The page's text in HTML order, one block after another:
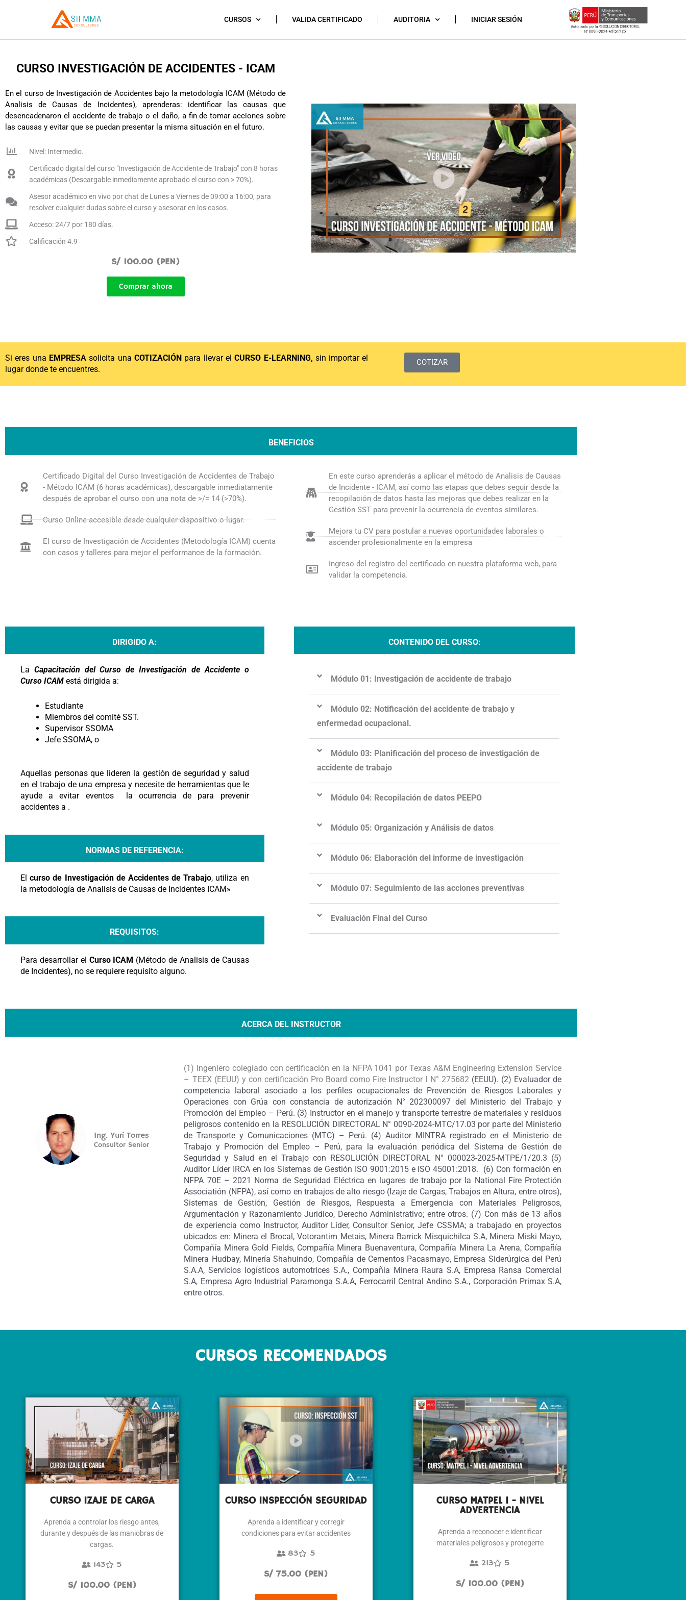
CURSOS VALIDA CERTIFICADO AUDITORIA INICIAR SESIÓN
CURSO INVESTIGACIÓN DE ACCIDENTES - ICAM
En el curso de Investigación de Accidentes bajo la metodología ICAM (Método de
Analisis de Causas de Incidentes), aprenderas: identificar las causas que
desencadenaron el accidente de trabajo o el daño, a fin de tomar acciones sobre
las causas y evitar que se puedan presentar la misma situación en el futuro.
Nivel: Intermedio.
Certificado digital del curso "Investigación de Accidente de Trabajo" con 8 horas
académicas (Descargable inmediamente aprobado el curso con > 70%).
Asesor académico en vivo por chat de Lunes a Viernes de 09:00 a 16:00, para
resolver cualquier dudas sobre el curso y asesorar en los casos.
Acceso: 24/7 por 180 días.
Calificación 4.9
S/ 100.00 (PEN)
Comprar ahora
Si eres una EMPRESAsolicita una COTIZACIÓNpara llevar elCURSO E-LEARNING, sin importar el
lugar donde te encuentres.
COTIZAR
BENEFICIOS
Certificado Digital del Curso Investigación de Accidentes de Trabajo
- Método ICAM (6 horas académicas), descargable inmediatamente
después de aprobar el curso con una nota de >/= 14 (>70%).
Curso Online accesible desde cualquier dispositivo o lugar.
El curso de Investigación de Accidentes (Metodología ICAM) cuenta
con casos y talleres para mejor el performance de la formación.
En este curso aprenderás a aplicar el método de Analisis de Causas
de Incidente - ICAM, así como las etapas que debes seguir desde la
recopilación de datos hasta las mejoras que debes realizar en la
Gestión SST para prevenir la ocurrencia de eventos similares.
Mejora tu CV para postular a nuevas oportunidades laborales o
ascender profesionalmente en la empresa
Ingreso del registro del certificado en nuestra plataforma web, para
validar la competencia.
DIRIGIDO A:
La Capacitación del Curso de Investigación de Accidente o
Curso ICAM está dirigida a:
Estudiante
Miembros del comité SST.
Supervisor SSOMA
Jefe SSOMA, o
Aquellas personas que lideren la gestión de seguridad y salud
en el trabajo de una empresa y necesite de herramientas que le
ayude a evitar eventos la ocurrencia de para prevenir
accidentes a .
NORMAS DE REFERENCIA:
Elcurso de Investigación de Accidentes de Trabajo, utiliza en
la metodología de Analisis de Causas de Incidentes ICAM»
REQUISITOS:
Para desarrollar el Curso ICAM (Método de Analisis de Causas
de Incidentes), no se requiere requisito alguno.
CONTENIDO DEL CURSO:
Módulo 01: Investigación de accidente de trabajo
Módulo 02: Notificación del accidente de trabajo y
enfermedad ocupacional.
Módulo 03: Planificación del proceso de investigación de
accidente de trabajo
Módulo 04: Recopilación de datos PEEPO
Módulo 05: Organización y Análisis de datos
Módulo 06: Elaboración del informe de investigación
Módulo 07: Seguimiento de las acciones preventivas
Evaluación Final del Curso
ACERCA DEL INSTRUCTOR
Ing. Yuri Torres
Consultor Senior
(1) Ingeniero colegiado con certificación en la NFPA 1041 por Texas A&M Engineering Extension Service
– TEEX (EEUU) y con certificación Pro Board como Fire Instructor I N° 275682 (EEUU). (2) Evaluador de
competencia laboral asociado a los perfiles ocupacionales de Prevención de Riesgos Laborales y
Operaciones con Grúa con constancia de autorización N° 202300097 del Ministerio del Trabajo y
Promoción del Empleo – Perú. (3) Instructor en el manejo y transporte terrestre de materiales y residuos
peligrosos contenido en la RESOLUCIÓN DIRECTORAL N° 0090-2024-MTC/17.03 por parte del Ministerio
de Transporte y Comunicaciones (MTC) – Perú. (4) Auditor MINTRA registrado en el Ministerio de
Trabajo y Promoción del Empleo – Perú, para la evaluación periódica del Sistema de Gestión de
Seguridad y Salud en el Trabajo con RESOLUCIÓN DIRECTORAL N° 000023-2025-MTPE/1/20.3 (5)
Auditor Líder IRCA en los Sistemas de Gestión ISO 9001:2015 e ISO 45001:2018. (6) Con formación en
NFPA 70E – 2021 Norma de Seguridad Eléctrica en lugares de trabajo por la National Fire Protectión
Associatión (NFPA), así como en trabajos de alto riesgo (Izaje de Cargas, Trabajos en Altura, entre otros),
Sistemas de Gestión, Gestión de Riesgos, Respuesta a Emergencia con Materiales Peligrosos,
Argumentación y Razonamiento Juridico, Derecho Administrativo; entre otros. (7) Con más de 13 años
de experiencia como Instructor, Auditor Líder, Consultor Senior, Jefe CSSMA; a trabajado en proyectos
ubicados en: Minera el Brocal, Votorantim Metais, Minera Barrick Misquichilca S.A, Minera Miski Mayo,
Compañía Minera Gold Fields, Compañía Minera Buenaventura, Compañía Minera La Arena, Compañía
Minera Hudbay, Minería Shahuindo, Compañía de Cementos Pacasmayo, Empresa Siderúrgica del Perú
S.A.A, Servicios logísticos automotrices S.A., Compañía Minera Raura S.A, Empresa Ransa Comercial
S.A, Empresa Agro Industrial Paramonga S.A.A, Ferrocarril Central Andino S.A., Corporación Primax S.A,
entre otros.
CURSOS RECOMENDADOS
CURSO IZAJE DE CARGA
Aprenda a controlar los riesgo antes,
durante y después de las maniobras de
cargas.
143 5
S/ 100.00 (PEN)
CURSO INSPECCIÓN SEGURIDAD
Aprenda a identificar y corregir
condiciones para evitar accidentes
83 5
S/ 75.00 (PEN)
CURSO MATPEL I - NIVEL
ADVERTENCIA
Aprenda a reconocer e identificar
materiales peligrosos y protegerte
213 5
S/ 100.00 (PEN)